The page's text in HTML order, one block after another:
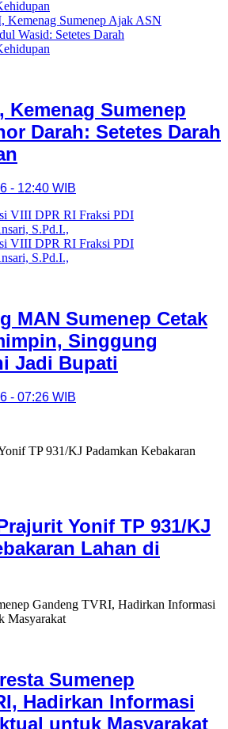
Kemenag Sumenep
Darah: Setetes Darah
- 12:40 WIB
MAN Sumenep Cetak
Singgung
Jadi Bupati
- 07:26 WIB
Yonif TP 931/KJ
Lahan di
Sumenep
Hadirkan Informasi
untuk Masyarakat